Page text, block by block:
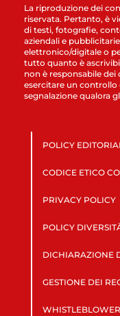
La riproduzione dei
riservata. Pertanto, è
di testi, fotografie,
aziendali e
elettronico/digitale o
tutto quanto è
non è responsabile
esercitare un controllo
segnalazione qualora
POLICY
CODICE ETICO
PRIVACY POLICY
POLICY
DICHIARAZIONE
GESTIONE DEI